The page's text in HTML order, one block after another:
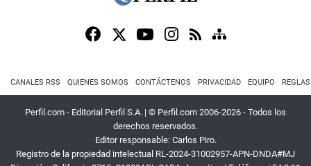
CANALES RSS QUIENES SOMOS CONTÁCTENOS PRIVACIDAD EQUIPO
Perfil.com - Editorial Perfil S.A. | © Perfil.com 2006-2026 - Todos los
derechos reservados.
Editor responsable: Carlos Piro.
Registro de la propiedad intelectual RL-2024-31002957-APN-DNDA#MJ